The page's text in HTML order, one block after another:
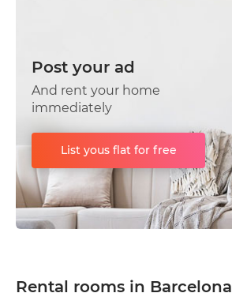
Post your ad
And rent your home
immediately
List yous flat for free
Rental rooms in Barcelona